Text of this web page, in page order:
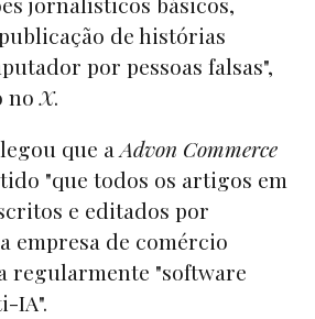
de histórias
por pessoas falsas",
noX.
que aAdvon Commerce
"que todos os artigos em
e editados por
empresa de comércio
regularmente "software
IA".